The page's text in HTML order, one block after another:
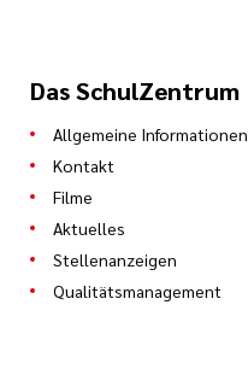
Das SchulZentrum
Allgemeine Informationen
Kontakt
Filme
Aktuelles
Stellenanzeigen
Qualitätsmanagement